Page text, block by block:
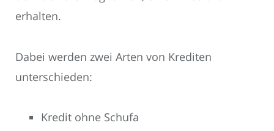
erhalten.
Dabei werden zwei Arten von Krediten
unterschieden:
Kredit ohne Schufa